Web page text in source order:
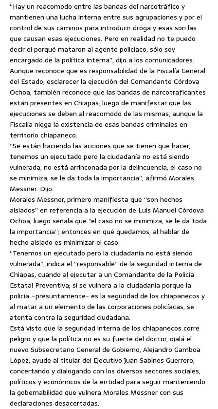
“Hay un reacomodo entre las bandas del narcotráfico y
mantienen una lucha interna entre sus agrupaciones y por el
control de sus caminos para introducir droga y esas son las
que causan esas ejecuciones. Pero en realidad no te puedo
decir el porqué mataron al agente policíaco, sólo soy
encargado de la política interna”, dijo a los comunicadores.
Aunque reconoce que es responsabilidad de la Fiscalía General
del Estado, esclarecer la ejecución del Comandante Córdova
Ochoa, también reconoce que las bandas de narcotraficantes
están presentes en Chiapas; luego de manifestar que las
ejecuciones se deben al reacomodo de las mismas, aunque la
Fiscalía niega la existencia de esas bandas criminales en
territorio chiapaneco.
“Se están haciendo las acciones que se tienen que hacer,
tenemos un ejecutado pero la ciudadanía no está siendo
vulnerada, no está arrinconada por la delincuencia, el caso no
se minimiza, se le da toda la importancia”, afirmó Morales
Messner. Dijo.
Morales Messner, primero manifiesta que “son hechos
aislados” en referencia a la ejecución de Luis Manuel Córdova
Ochoa, luego señala que “el caso no se minimiza, se le da toda
la importancia”; entonces en qué quedamos, al hablar de
hecho aislado es minimizar el caso.
“Tenemos un ejecutado pero la ciudadanía no está siendo
vulnerada”, indica el “responsable” de la seguridad interna de
Chiapas, cuando al ejecutar a un Comandante de la Policía
Estatal Preventiva; sí se vulnera a la ciudadanía porque la
policía –presuntamente- es la seguridad de los chiapanecos y
al matar a un elemento de las corporaciones policíacas, se
atenta contra la seguridad ciudadana.
Está visto que la seguridad interna de los chiapanecos corre
peligro y que la política no es su fuerte del doctor, ojalá el
nuevo Subsecretario General de Gobierno, Alejandro Gamboa
López, ayude al titular del Ejecutivo Juan Sabines Guerrero,
concertando y dialogando con los diversos sectores sociales,
políticos y económicos de la entidad para seguir manteniendo
la gobernabilidad que vulnera Morales Messner con sus
declaraciones desacertadas.